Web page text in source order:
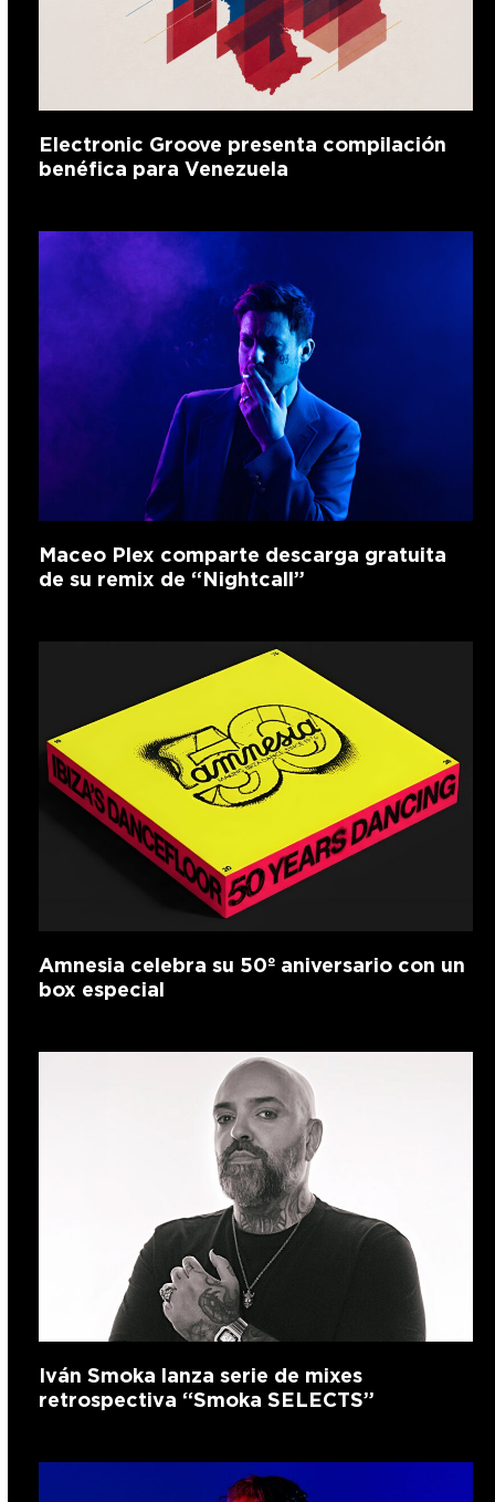
Electronic Groove presenta compilación
benéfica para Venezuela
Maceo Plex comparte descarga gratuita
de su remix de “Nightcall”
Amnesia celebra su 50º aniversario con un
box especial
Iván Smoka lanza serie de mixes
retrospectiva “Smoka SELECTS”